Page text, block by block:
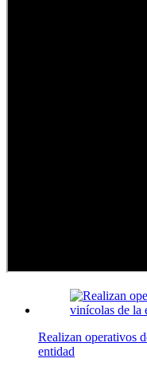
Realizan operativos
entidad